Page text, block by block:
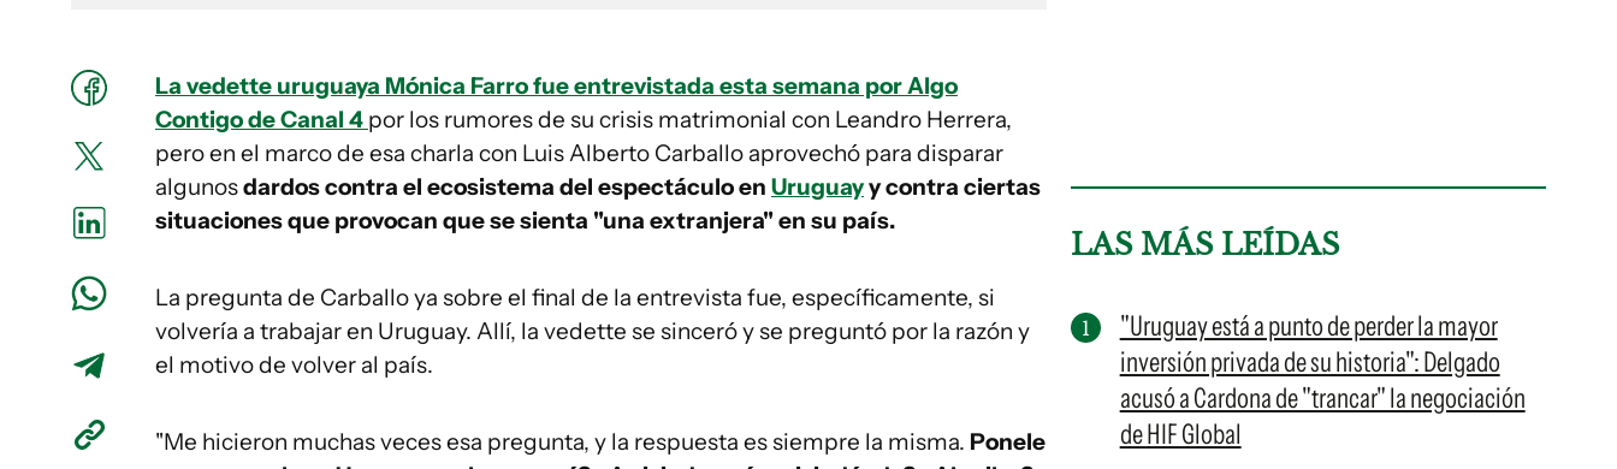
La vedette uruguaya Mónica Farro fue entrevistada esta semana por Algo
Contigo de Canal 4 por los rumores de su crisis matrimonial con Leandro Herrera,
pero en el marco de esa charla con Luis Alberto Carballo aprovechó para disparar
algunosdardos contra el ecosistema del espectáculo en Uruguayy contra ciertas
situaciones que provocan que se sienta "una extranjera" en su país.
La pregunta de Carballo ya sobre el final de la entrevista fue, específicamente, si
volvería a trabajar en Uruguay. Allí, la vedette se sinceró y se preguntó por la razón y
el motivo de volver al país.
"Me hicieron muchas veces esa pregunta, y la respuesta es siempre la misma. Ponele
LAS MÁS LEÍDAS
"Uruguay está a punto de perder la mayor
inversión privada de su historia": Delgado
acusó a Cardona de "trancar" la negociación
de HIF Global